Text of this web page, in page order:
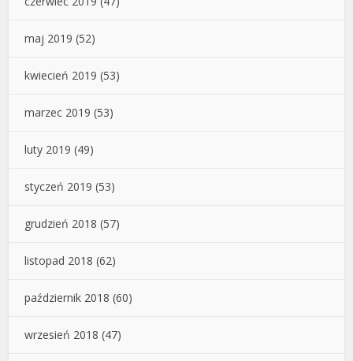
maj 2019 (52)
kwiecień 2019 (53)
marzec 2019 (53)
luty 2019 (49)
styczeń 2019 (53)
grudzień 2018 (57)
listopad 2018 (62)
październik 2018 (60)
wrzesień 2018 (47)